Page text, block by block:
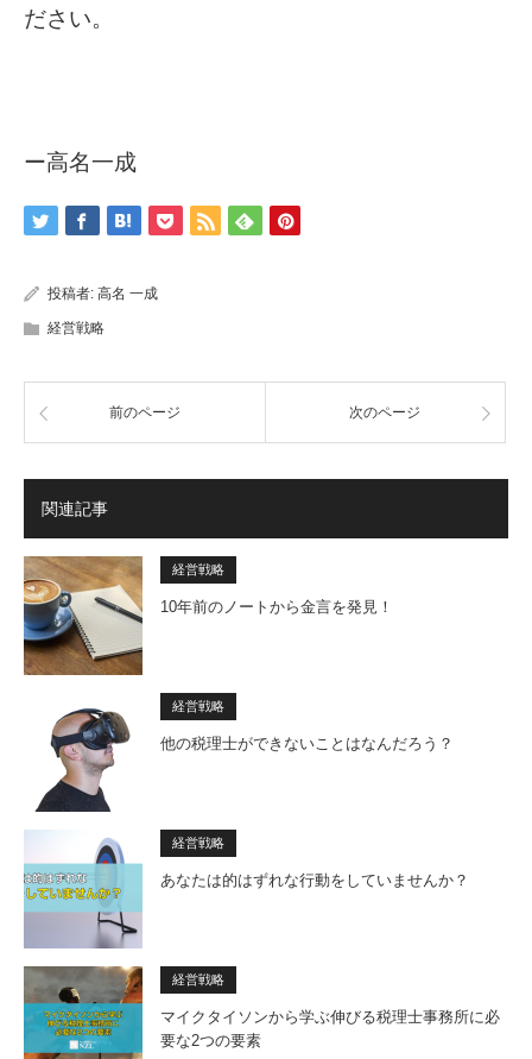
ださい。
ー高名一成
投稿者: 高名 一成
経営戦略
前のページ 次のページ
関連記事
経営戦略
10年前のノートから金言を発見！
経営戦略
他の税理士ができないことはなんだろう？
経営戦略
あなたは的はずれな行動をしていませんか？
経営戦略
マイクタイソンから学ぶ伸びる税理士事務所に必
要な2つの要素